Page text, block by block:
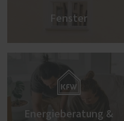
Fenster

Energieberatung &